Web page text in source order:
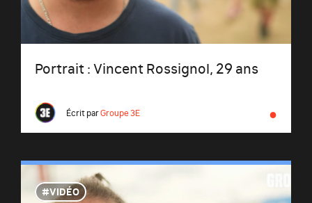
Portrait : Vincent Rossignol, 29 ans
Écrit parGroupe 3E ●
VIDÉO